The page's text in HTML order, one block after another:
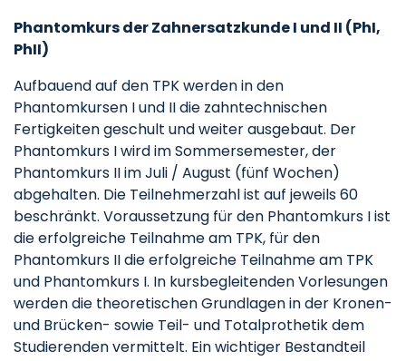
Phantomkurs der Zahnersatzkunde I und II (PhI,
PhII)
Aufbauend auf den TPK werden in den
Phantomkursen I und II die zahntechnischen
Fertigkeiten geschult und weiter ausgebaut. Der
Phantomkurs I wird im Sommersemester, der
Phantomkurs II im Juli / August (fünf Wochen)
abgehalten. Die Teilnehmerzahl ist auf jeweils 60
beschränkt. Voraussetzung für den Phantomkurs I ist
die erfolgreiche Teilnahme am TPK, für den
Phantomkurs II die erfolgreiche Teilnahme am TPK
und Phantomkurs I. In kursbegleitenden Vorlesungen
werden die theoretischen Grundlagen in der Kronen-
und Brücken- sowie Teil- und Totalprothetik dem
Studierenden vermittelt. Ein wichtiger Bestandteil